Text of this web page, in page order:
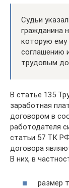
Судьи
гражданина
которую ему
соглашению
трудовым
В статье 135
заработная
договором в
работодателя
статьи 57 ТК
договора
В них, в
размер